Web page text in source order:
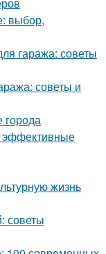
выбор,
гаража: советы
советы и
города
эффективные
жизнь
советы